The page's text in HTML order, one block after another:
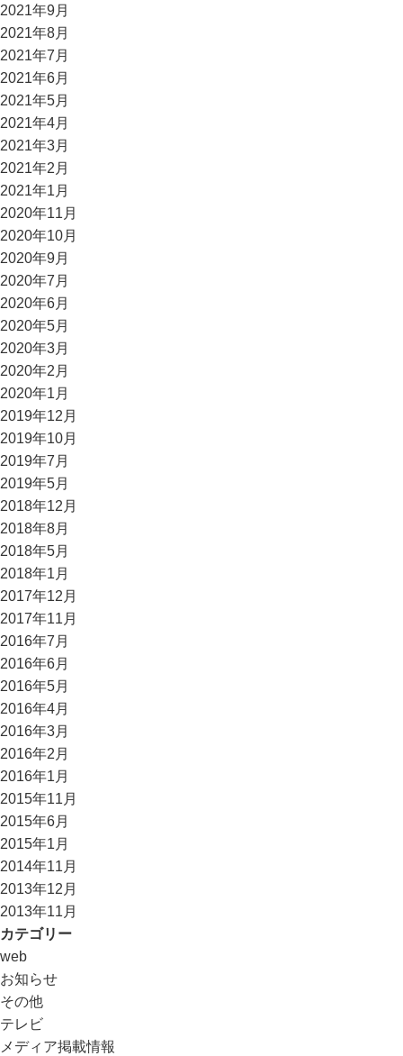
2021年9月
2021年8月
2021年7月
2021年6月
2021年5月
2021年4月
2021年3月
2021年2月
2021年1月
2020年11月
2020年10月
2020年9月
2020年7月
2020年6月
2020年5月
2020年3月
2020年2月
2020年1月
2019年12月
2019年10月
2019年7月
2019年5月
2018年12月
2018年8月
2018年5月
2018年1月
2017年12月
2017年11月
2016年7月
2016年6月
2016年5月
2016年4月
2016年3月
2016年2月
2016年1月
2015年11月
2015年6月
2015年1月
2014年11月
2013年12月
2013年11月
カテゴリー
web
お知らせ
その他
テレビ
メディア掲載情報